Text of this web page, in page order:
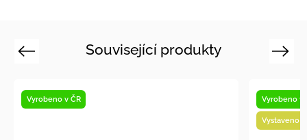
Související produkty
Previous
Vyrobeno v ČR Vyrobeno v
Vystaveno
Next